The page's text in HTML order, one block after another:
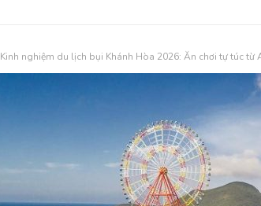
Kinh nghiệm du lịch bụi Khánh Hòa 2026: Ăn chơi tự túc từ